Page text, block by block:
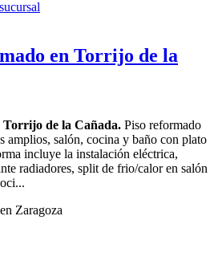
en Torrijo de la
Torrijo de la Cañada. Piso reformado
amplios, salón, cocina y baño con plato
incluye la instalación eléctrica,
radiadores, split de frio/calor en salón